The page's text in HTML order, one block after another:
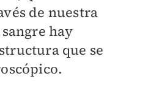
de nuestra
hay
que se